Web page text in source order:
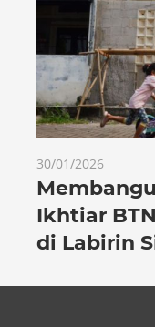
30/01/2026
Ikhtiar
di Labirin